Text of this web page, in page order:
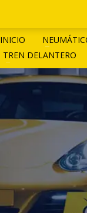
INICIO
TREN DELANTERO